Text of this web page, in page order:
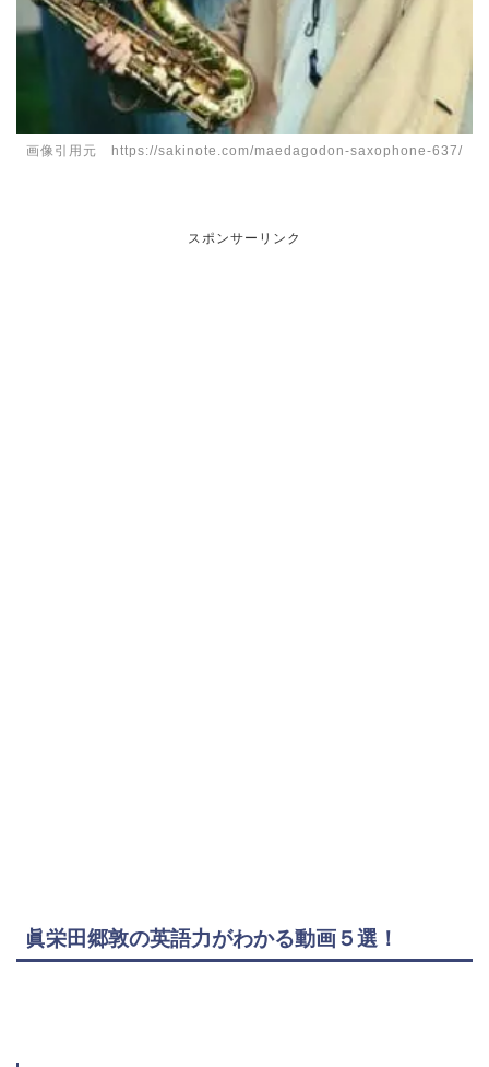
画像引用元 https://sakinote.com/maedagodon-saxophone-637/
スポンサーリンク
眞栄田郷敦の英語力がわかる動画５選！